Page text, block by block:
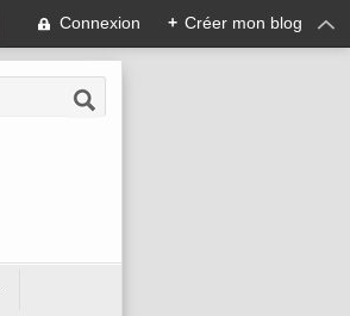
Connexion + Créer mon blog